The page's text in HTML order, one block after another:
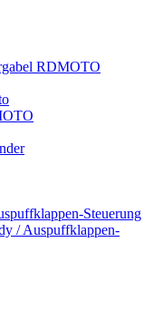
RDMOTO
Steuerung
/ Auspuffklappen-